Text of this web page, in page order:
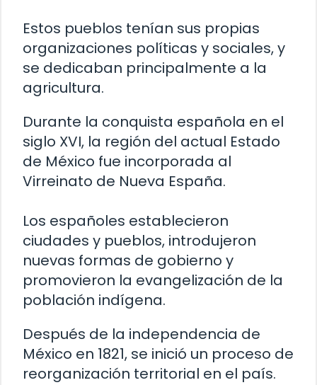
Estos pueblos tenían sus propias
organizaciones políticas y sociales, y
se dedicaban principalmente a la
agricultura.
Durante la conquista española en el
siglo XVI, la región del actual Estado
de México fue incorporada al
Virreinato de Nueva España.
Los españoles establecieron
ciudades y pueblos, introdujeron
nuevas formas de gobierno y
promovieron la evangelización de la
población indígena.
Después de la independencia de
México en 1821, se inició un proceso de
reorganización territorial en el país.